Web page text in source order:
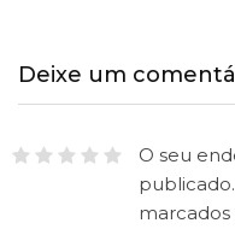
Deixe um
O seu
publicado.